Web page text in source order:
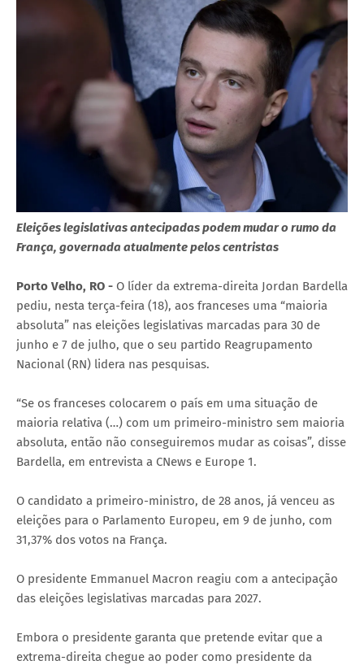
Eleições legislativas antecipadas podem mudar o rumo da
França, governada atualmente pelos centristas
Porto Velho, RO - O líder da extrema-direita Jordan Bardella
pediu, nesta terça-feira (18), aos franceses uma “maioria
absoluta” nas eleições legislativas marcadas para 30 de
junho e 7 de julho, que o seu partido Reagrupamento
Nacional (RN) lidera nas pesquisas.
“Se os franceses colocarem o país em uma situação de
maioria relativa (…) com um primeiro-ministro sem maioria
absoluta, então não conseguiremos mudar as coisas”, disse
Bardella, em entrevista a CNews e Europe 1.
O candidato a primeiro-ministro, de 28 anos, já venceu as
eleições para o Parlamento Europeu, em 9 de junho, com
31,37% dos votos na França.
O presidente Emmanuel Macron reagiu com a antecipação
das eleições legislativas marcadas para 2027.
Embora o presidente garanta que pretende evitar que a
extrema-direita chegue ao poder como presidente da